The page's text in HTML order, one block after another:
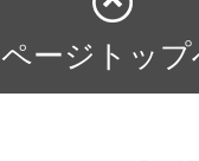
ページトッ